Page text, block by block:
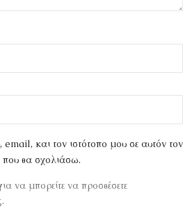
και τον ιστότοπο μου σε αυτόν τον
που θα σχολιάσω.
να μπορείτε να προσθέσετε